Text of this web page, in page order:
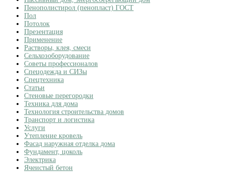
Пенополистирол (пенопласт) ГОСТ
Пол
Потолок
Презентация
Применение
Растворы, клея, смеси
Сельхозоборудование
Советы профессионалов
Спецодежда и СИЗы
Спецтехника
Статьи
Стеновые перегородки
Техника для дома
Технология строительства домов
Транспорт и логистика
Услуги
Утепление кровель
Фасад наружная отделка дома
Фундамент, цоколь
Электрика
Ячеистый бетон